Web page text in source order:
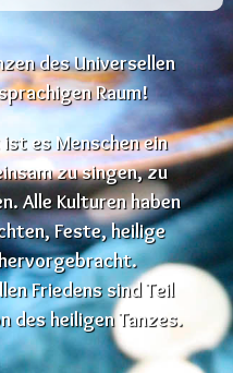
des Universellen
Raum!
es Menschen ein
zu singen, zu
Alle Kulturen haben
Feste, heilige
Friedens sind Teil
des heiligen Tanzes.